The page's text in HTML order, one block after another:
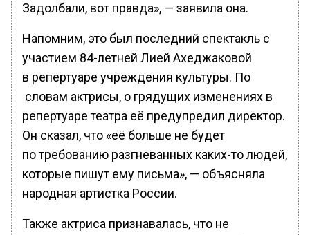
Задолбали, вот правда», — заявила она.
Напомним, это был последний спектакль с
участием 84-летней Лией Ахеджаковой
в репертуаре учреждения культуры. По
словам актрисы, о грядущих изменениях в
репертуаре театра её предупредил директор.
Он сказал, что «её больше не будет
по требованию разгневанных каких-то людей,
которые пишут ему письма», — объясняла
народная артистка России.
Также актриса признавалась, что не